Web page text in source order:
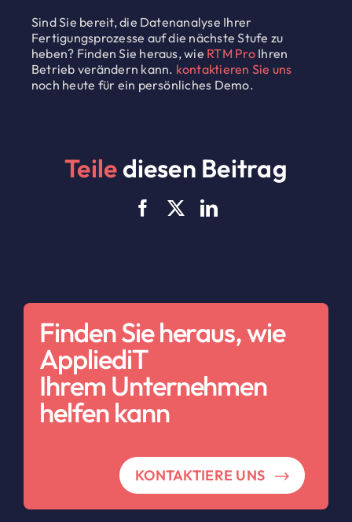
Sind Sie bereit, die Datenanalyse Ihrer
Fertigungsprozesse auf die nächste Stufe zu
heben? Finden Sie heraus, wie RTM ProIhren
Betrieb verändern kann. kontaktieren Sie uns
noch heute für ein persönliches Demo.
Teile diesen Beitrag
Finden Sie heraus, wie
AppliediT
Ihrem Unternehmen
helfen kann
KONTAKTIERE UNS